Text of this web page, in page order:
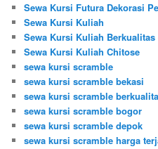
Sewa Kursi Futura Dekorasi
Sewa Kursi Kuliah
Sewa Kursi Kuliah Berkualitas
Sewa Kursi Kuliah Chitose
sewa kursi scramble
sewa kursi scramble bekasi
sewa kursi scramble
sewa kursi scramble bogor
sewa kursi scramble depok
sewa kursi scramble harga